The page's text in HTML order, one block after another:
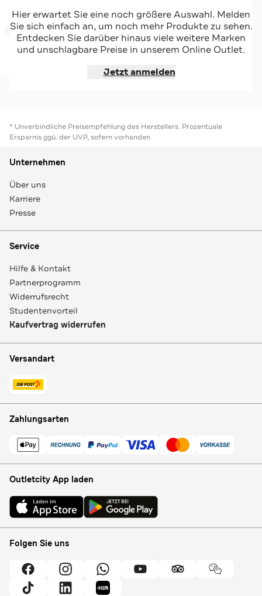
ODLO
Fleecejacke 'Roy' aubergine
-34%*
Jetzt shoppen
Hier erwartet Sie eine noch größere Auswahl. Melden
Sie sich einfach an, um noch mehr Produkte zu sehen.
Entdecken Sie darüber hinaus viele weitere Marken
und unschlagbare Preise in unserem Online Outlet.
Jetzt anmelden
* Unverbindliche Preisempfehlung des Herstellers. Prozentuale
Ersparnis ggü. der UVP, sofern vorhanden
Unternehmen
Über uns
Karriere
Presse
Service
Hilfe & Kontakt
Partnerprogramm
Widerrufsrecht
Studentenvorteil
Kaufvertrag widerrufen
Versandart
Zahlungsarten
Outletcity App laden
Folgen Sie uns